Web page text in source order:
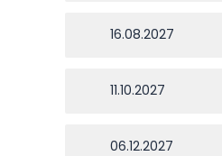
16.08.2027
11.10.2027
06.12.2027